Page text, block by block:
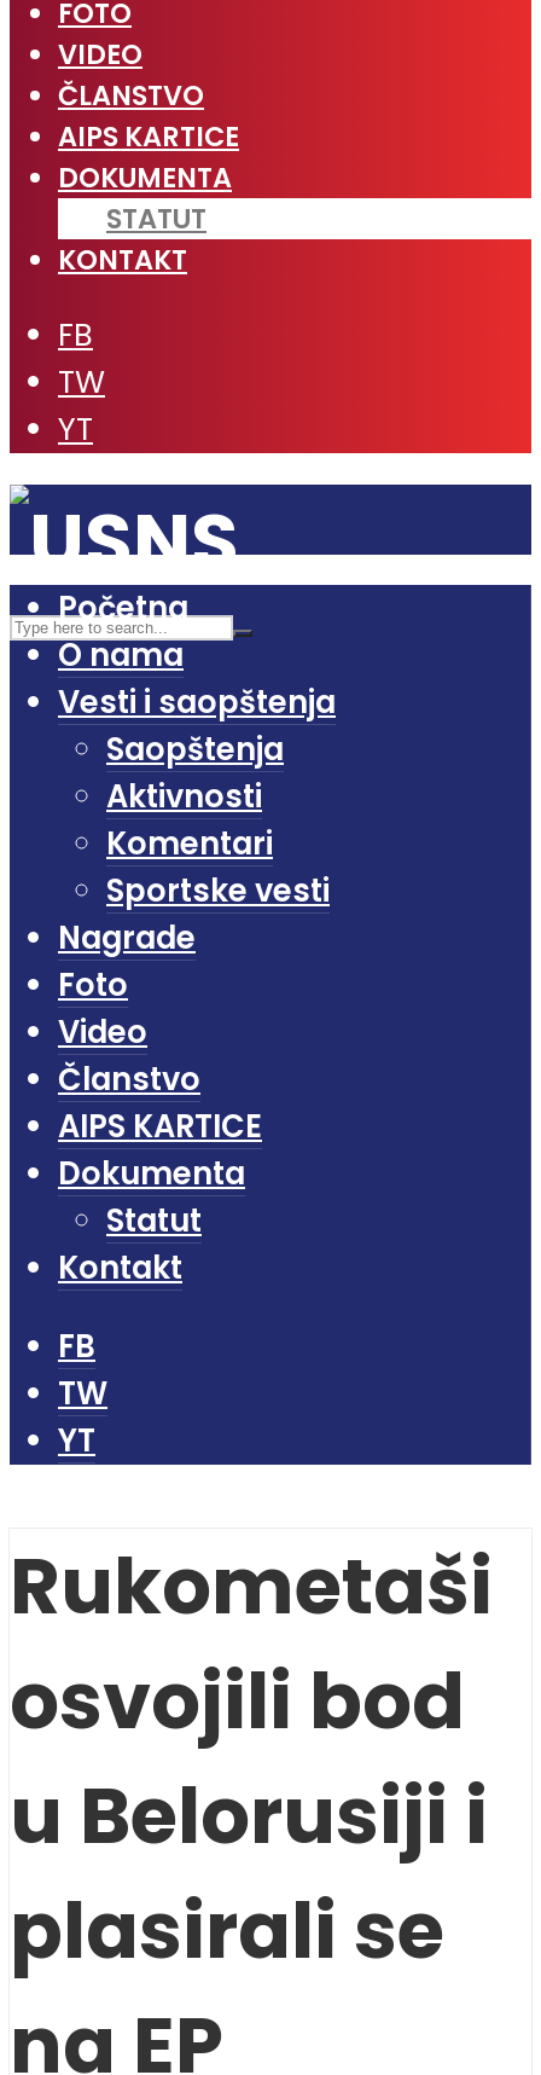
FOTO
VIDEO
ČLANSTVO
AIPS KARTICE
DOKUMENTA
STATUT
KONTAKT
FB
TW
YT
Početna
O nama
Vesti i saopštenja
Saopštenja
Aktivnosti
Komentari
Sportske vesti
Nagrade
Foto
Video
Članstvo
AIPS KARTICE
Dokumenta
Statut
Kontakt
FB
TW
YT
Rukometaši
osvojili bod
u Belorusiji i
plasirali se
na EP